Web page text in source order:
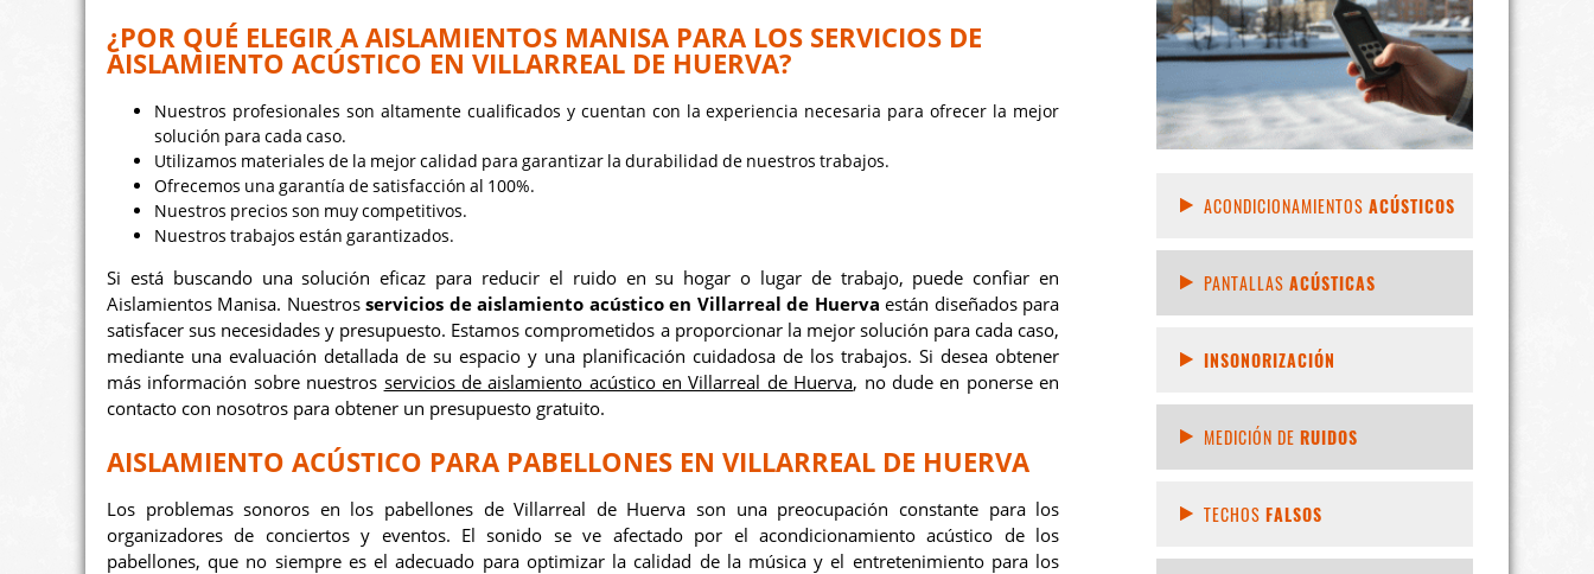
¿POR QUÉ ELEGIR A AISLAMIENTOS MANISA PARA LOS SERVICIOS DE
AISLAMIENTO ACÚSTICO EN VILLARREAL DE HUERVA?
Nuestros profesionales son altamente cualificados y cuentan con la experiencia necesaria para ofrecer la mejor
solución para cada caso.
Utilizamos materiales de la mejor calidad para garantizar la durabilidad de nuestros trabajos.
Ofrecemos una garantía de satisfacción al 100%.
Nuestros precios son muy competitivos.
Nuestros trabajos están garantizados.
Si está buscando una solución eficaz para reducir el ruido en su hogar o lugar de trabajo, puede confiar en
Aislamientos Manisa. Nuestrosservicios de aislamiento acústico en Villarreal de Huerva están diseñados para
satisfacer sus necesidades y presupuesto. Estamos comprometidos a proporcionar la mejor solución para cada caso,
mediante una evaluación detallada de su espacio y una planificación cuidadosa de los trabajos. Si desea obtener
más información sobre nuestros servicios de aislamiento acústico en Villarreal de Huerva, no dude en ponerse en
contacto con nosotros para obtener un presupuesto gratuito.
AISLAMIENTO ACÚSTICO PARA PABELLONES EN VILLARREAL DE HUERVA
Los problemas sonoros en los pabellones de Villarreal de Huerva son una preocupación constante para los
organizadores de conciertos y eventos. El sonido se ve afectado por el acondicionamiento acústico de los
pabellones, que no siempre es el adecuado para optimizar la calidad de la música y el entretenimiento para los
ACONDICIONAMIENTOS ACÚSTICOS
PANTALLAS ACÚSTICAS
INSONORIZACIÓN
MEDICIÓN DE RUIDOS
TECHOS FALSOS